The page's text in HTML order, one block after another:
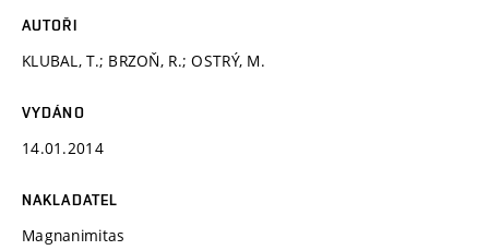
AUTOŘI
KLUBAL, T.; BRZOŇ, R.; OSTRÝ, M.
VYDÁNO
14.01.2014
NAKLADATEL
Magnanimitas